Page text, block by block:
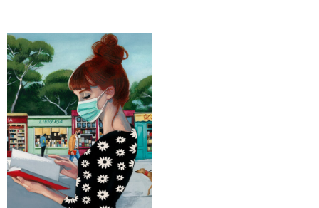
Este
producto
tiene
múltiples
variantes.
Las
opciones
se
pueden